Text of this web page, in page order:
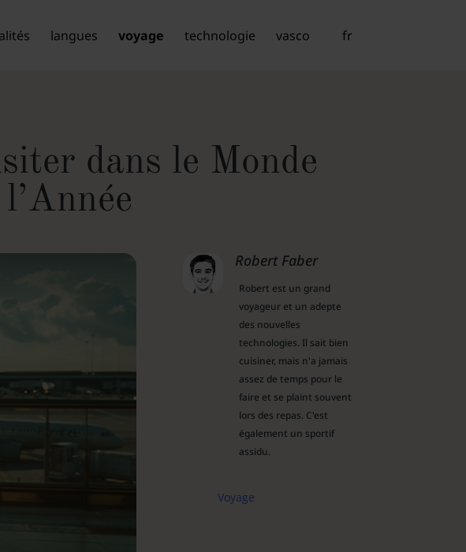
fr
langues voyage technologie vasco
dans le Monde
Robert Faber
Robert est un grand
voyageur et un adepte
des nouvelles
technologies. Il sait bien
cuisiner, mais n'a jamais
assez de temps pour le
faire et se plaint souvent
lors des repas. C'est
également un sportif
assidu.
Voyage